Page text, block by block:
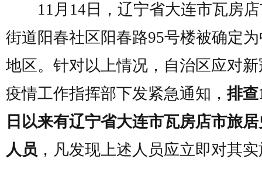
11月14日，辽宁省大连市瓦房店
街道阳春社区阳春路95号楼被确定
地区。针对以上情况，自治区应对
疫情工作指挥部下发紧急通知，排查
日以来有辽宁省大连市瓦房店市旅
人员 ，凡发现上述人员应立即对其